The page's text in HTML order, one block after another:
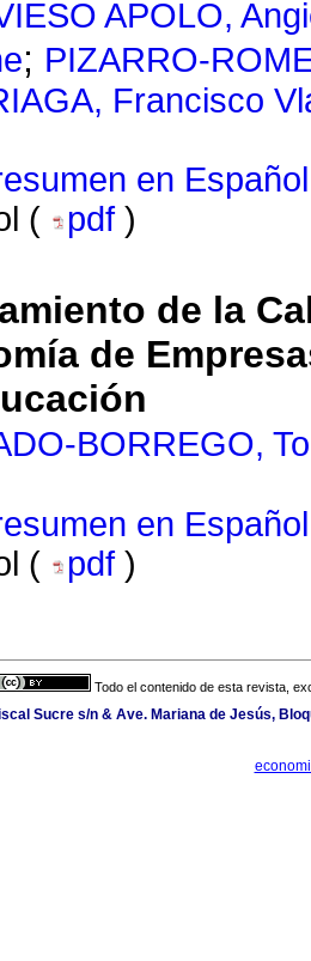
APOLO,
; PIZARRO-
Francisco
en Español
(
pdf )
de la
de
BORREGO,
en Español
(
pdf )
Todo el contenido de esta revista,
Sucre s/n & Ave. Mariana de Jesús,